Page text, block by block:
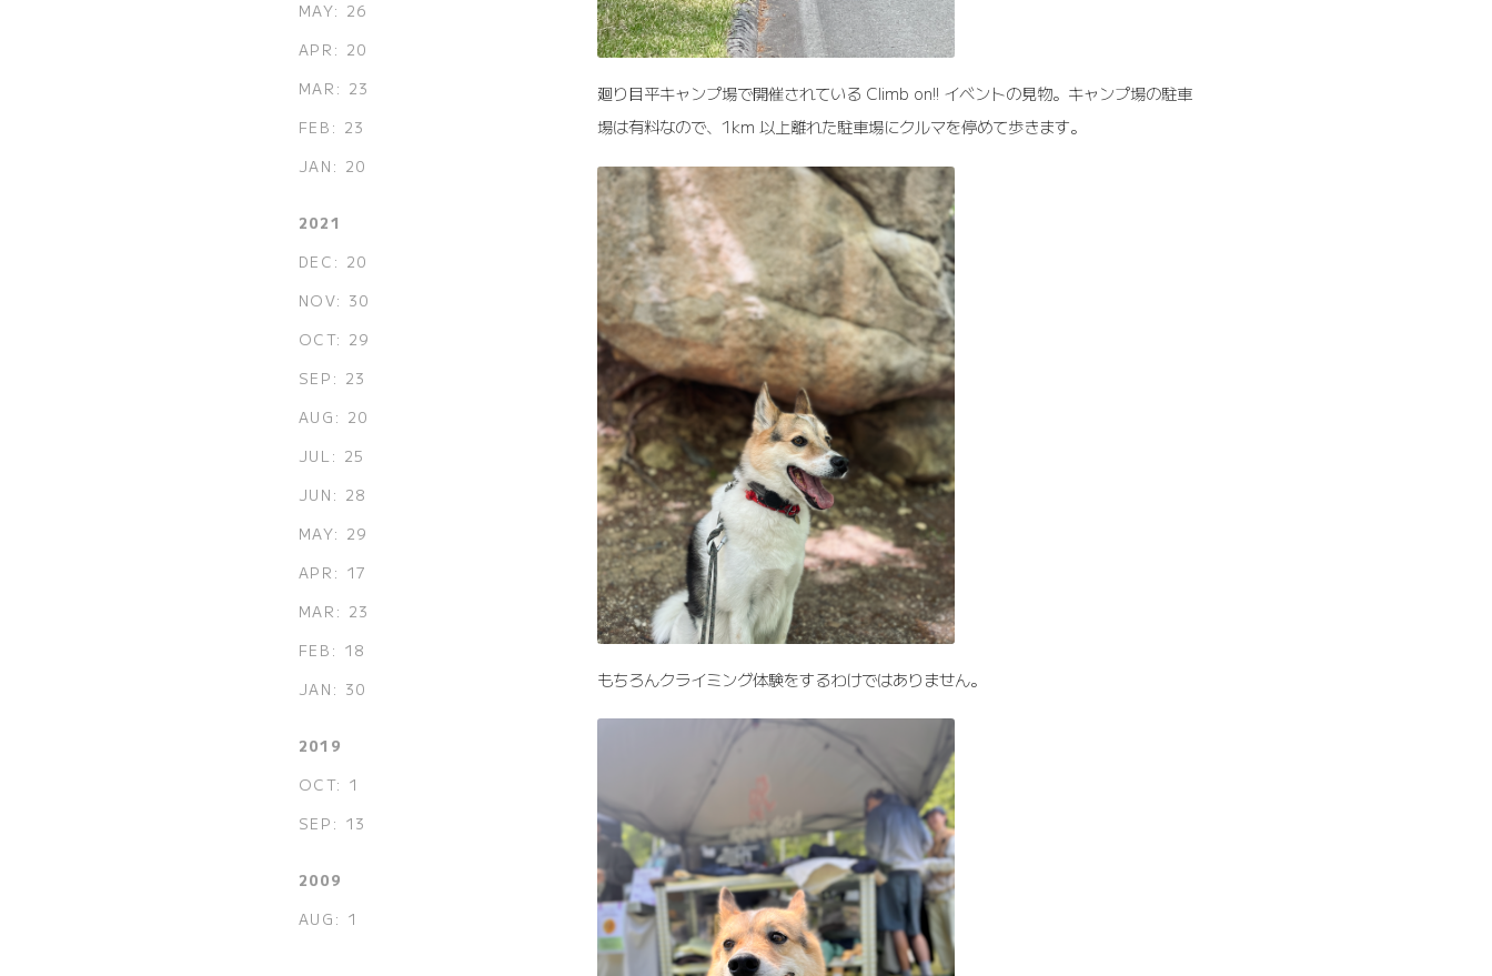
MAY: 26
APR: 20
MAR: 23
FEB: 23
JAN: 20
2021
DEC: 20
NOV: 30
OCT: 29
SEP: 23
AUG: 20
JUL: 25
JUN: 28
MAY: 29
APR: 17
MAR: 23
FEB: 18
JAN: 30
2019
OCT: 1
SEP: 13
2009
AUG: 1
廻り目平キャンプ場で開催されている Climb on!! イベントの見物。キャンプ場の駐車
場は有料なので、1km 以上離れた駐車場にクルマを停めて歩きます。
もちろんクライミング体験をするわけではありません。